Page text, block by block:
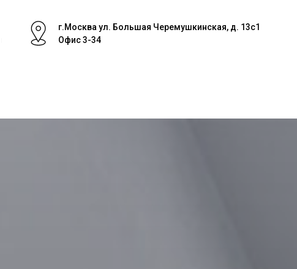
г.Москва ул. Большая Черемушкинская, д. 13с1
Офис 3-34